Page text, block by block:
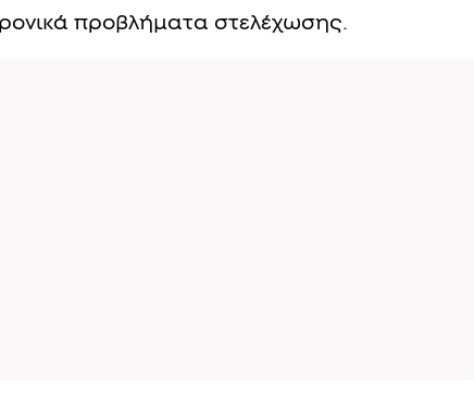
προβλήματα στελέχωσης.